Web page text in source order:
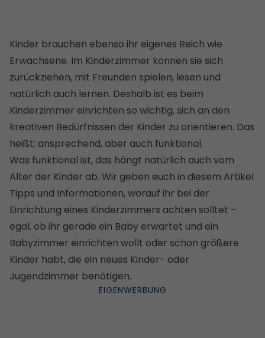
Kinder brauchen ebenso ihr eigenes Reich wie
Erwachsene. Im Kinderzimmer können sie sich
zurückziehen, mit Freunden spielen, lesen und
natürlich auch lernen. Deshalb ist es beim
Kinderzimmer einrichten so wichtig, sich an den
kreativen Bedürfnissen der Kinder zu orientieren. Das
heißt: ansprechend, aber auch funktional.
Was funktional ist, das hängt natürlich auch vom
Alter der Kinder ab. Wir geben euch in diesem Artikel
Tipps und Informationen, worauf ihr bei der
Einrichtung eines Kinderzimmers achten solltet –
egal, ob ihr gerade ein Baby erwartet und ein
Babyzimmer einrichten wollt oder schon größere
Kinder habt, die ein neues Kinder- oder
Jugendzimmer benötigen.